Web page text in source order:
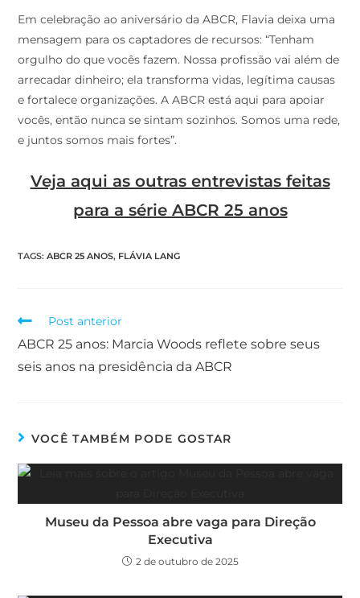
Em celebração ao aniversário da ABCR, Flavia deixa uma
mensagem para os captadores de recursos: “Tenham
orgulho do que vocês fazem. Nossa profissão vai além de
arrecadar dinheiro; ela transforma vidas, legítima causas
e fortalece organizações. A ABCR está aqui para apoiar
vocês, então nunca se sintam sozinhos. Somos uma rede,
e juntos somos mais fortes”.
Veja aqui as outras entrevistas feitas
para a série ABCR 25 anos
TAGS:ABCR 25 ANOS, FLÁVIA LANG
Post anterior
ABCR 25 anos: Marcia Woods reflete sobre seus
seis anos na presidência da ABCR
VOCÊ TAMBÉM PODE GOSTAR
Museu da Pessoa abre vaga para Direção
Executiva
2 de outubro de 2025